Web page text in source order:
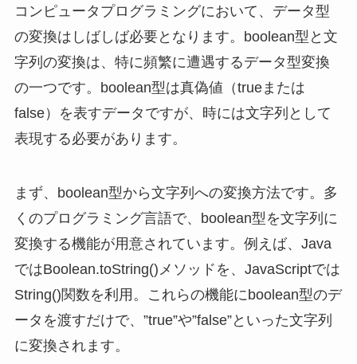
コンピュータプログラミングにおいて、データ型
の変換はしばしば必要となります。boolean型と文
字列の変換は、特に頻繁に遭遇するデータ型変換
の一つです。boolean型は真偽値（trueまたは
false）を表すデータですが、時には文字列として
表現する必要があります。
まず、boolean型から文字列への変換方法です。多
くのプログラミング言語で、boolean型を文字列に
変換する機能が用意されています。例えば、Java
ではBoolean.toString()メソッドを、JavaScriptでは
String()関数を利用。これらの機能にboolean型のデ
ータを渡すだけで、”true”や”false”といった文字列
に変換されます。